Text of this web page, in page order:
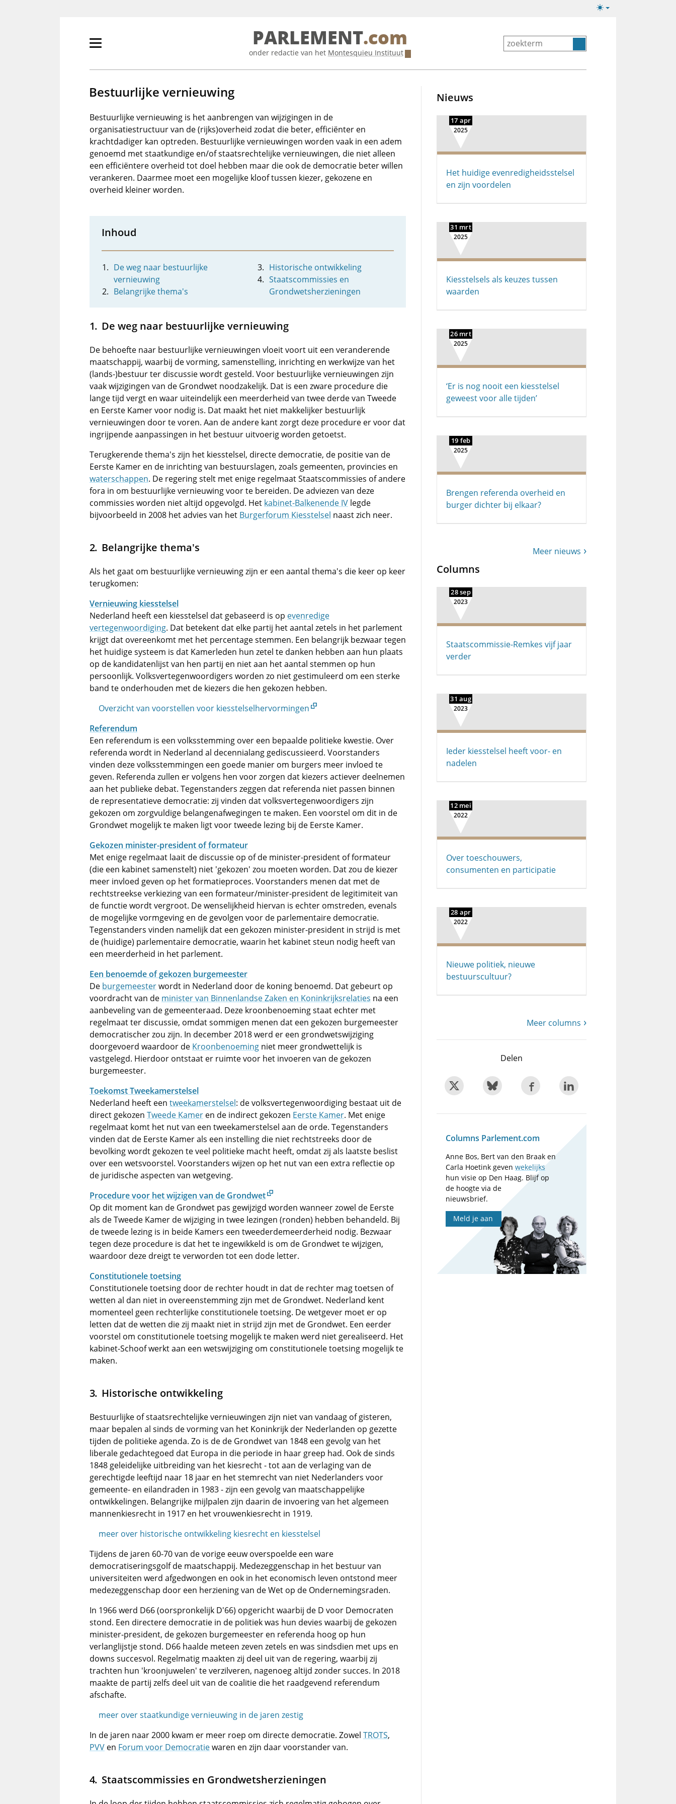
Lichte/donkere
Primair
tonen/verbergen
PARLEMENT.com
onder redactie van het Montesquieu Instituut
Bestuurlijke vernieuwing
Bestuurlijke vernieuwing is het aanbrengen van wijzigingen in de
organisatiestructuur van de (rijks)overheid zodat die beter, efficiënter en
krachtdadiger kan optreden. Bestuurlijke vernieuwingen worden vaak in een adem
genoemd met staatkundige en/of staatsrechtelijke vernieuwingen, die niet alleen
een efficiëntere overheid tot doel hebben maar die ook de democratie beter willen
verankeren. Daarmee moet een mogelijke kloof tussen kiezer, gekozene en
overheid kleiner worden.
Inhoud
De weg naar bestuurlijke
vernieuwing
Belangrijke thema's
Historische ontwikkeling
Staatscommissies en
Grondwetsherzieningen
De weg naar bestuurlijke vernieuwing
De behoefte naar bestuurlijke vernieuwingen vloeit voort uit een veranderende
maatschappij, waarbij de vorming, samenstelling, inrichting en werkwijze van het
(lands-)bestuur ter discussie wordt gesteld. Voor bestuurlijke vernieuwingen zijn
vaak wijzigingen van de Grondwet noodzakelijk. Dat is een zware procedure die
lange tijd vergt en waar uiteindelijk een meerderheid van twee derde van Tweede
en Eerste Kamer voor nodig is. Dat maakt het niet makkelijker bestuurlijk
vernieuwingen door te voren. Aan de andere kant zorgt deze procedure er voor dat
ingrijpende aanpassingen in het bestuur uitvoerig worden getoetst.
Terugkerende thema's zijn het kiesstelsel, directe democratie, de positie van de
Eerste Kamer en de inrichting van bestuurslagen, zoals gemeenten, provincies en
waterschappen. De regering stelt met enige regelmaat Staatscommissies of andere
fora in om bestuurlijke vernieuwing voor te bereiden. De adviezen van deze
commissies worden niet altijd opgevolgd. Het kabinet-Balkenende IV legde
bijvoorbeeld in 2008 het advies van het Burgerforum Kiesstelsel naast zich neer.
Belangrijke thema's
Als het gaat om bestuurlijke vernieuwing zijn er een aantal thema's die keer op keer
terugkomen:
Vernieuwing kiesstelsel
Nederland heeft een kiesstelsel dat gebaseerd is op evenredige
vertegenwoordiging. Dat betekent dat elke partij het aantal zetels in het parlement
krijgt dat overeenkomt met het percentage stemmen. Een belangrijk bezwaar tegen
het huidige systeem is dat Kamerleden hun zetel te danken hebben aan hun plaats
op de kandidatenlijst van hen partij en niet aan het aantal stemmen op hun
persoonlijk. Volksvertegenwoordigers worden zo niet gestimuleerd om een sterke
band te onderhouden met de kiezers die hen gekozen hebben.
Overzicht van voorstellen voor kiesstelselhervormingen
Referendum
Een referendum is een volksstemming over een bepaalde politieke kwestie. Over
referenda wordt in Nederland al decennialang gediscussieerd. Voorstanders
vinden deze volksstemmingen een goede manier om burgers meer invloed te
geven. Referenda zullen er volgens hen voor zorgen dat kiezers actiever deelnemen
aan het publieke debat. Tegenstanders zeggen dat referenda niet passen binnen
de representatieve democratie: zij vinden dat volksvertegenwoordigers zijn
gekozen om zorgvuldige belangenafwegingen te maken. Een voorstel om dit in de
Grondwet mogelijk te maken ligt voor tweede lezing bij de Eerste Kamer.
Gekozen minister-president of formateur
Met enige regelmaat laait de discussie op of de minister-president of formateur
(die een kabinet samenstelt) niet 'gekozen' zou moeten worden. Dat zou de kiezer
meer invloed geven op het formatieproces. Voorstanders menen dat met de
rechtstreekse verkiezing van een formateur/minister-president de legitimiteit van
de functie wordt vergroot. De wenselijkheid hiervan is echter omstreden, evenals
de mogelijke vormgeving en de gevolgen voor de parlementaire democratie.
Tegenstanders vinden namelijk dat een gekozen minister-president in strijd is met
de (huidige) parlementaire democratie, waarin het kabinet steun nodig heeft van
een meerderheid in het parlement.
Een benoemde of gekozen burgemeester
De burgemeesterwordt in Nederland door de koning benoemd. Dat gebeurt op
voordracht van de minister van Binnenlandse Zaken en Koninkrijksrelaties na een
aanbeveling van de gemeenteraad. Deze kroonbenoeming staat echter met
regelmaat ter discussie, omdat sommigen menen dat een gekozen burgemeester
democratischer zou zijn. In december 2018 werd er een grondwetswijziging
doorgevoerd waardoor de Kroonbenoeming niet meer grondwettelijk is
vastgelegd. Hierdoor ontstaat er ruimte voor het invoeren van de gekozen
burgemeester.
Toekomst Tweekamerstelsel
Nederland heeft een tweekamerstelsel: de volksvertegenwoordiging bestaat uit de
direct gekozen Tweede Kamer en de indirect gekozen Eerste Kamer. Met enige
regelmaat komt het nut van een tweekamerstelsel aan de orde. Tegenstanders
vinden dat de Eerste Kamer als een instelling die niet rechtstreeks door de
bevolking wordt gekozen te veel politieke macht heeft, omdat zij als laatste beslist
over een wetsvoorstel. Voorstanders wijzen op het nut van een extra reflectie op
de juridische aspecten van wetgeving.
Procedure voor het wijzigen van de Grondwet
Op dit moment kan de Grondwet pas gewijzigd worden wanneer zowel de Eerste
als de Tweede Kamer de wijziging in twee lezingen (ronden) hebben behandeld. Bij
de tweede lezing is in beide Kamers een tweederdemeerderheid nodig. Bezwaar
tegen deze procedure is dat het te ingewikkeld is om de Grondwet te wijzigen,
waardoor deze dreigt te verworden tot een dode letter.
Constitutionele toetsing
Constitutionele toetsing door de rechter houdt in dat de rechter mag toetsen of
wetten al dan niet in overeenstemming zijn met de Grondwet. Nederland kent
momenteel geen rechterlijke constitutionele toetsing. De wetgever moet er op
letten dat de wetten die zij maakt niet in strijd zijn met de Grondwet. Een eerder
voorstel om constitutionele toetsing mogelijk te maken werd niet gerealiseerd. Het
kabinet-Schoof werkt aan een wetswijziging om constitutionele toetsing mogelijk te
maken.
Historische ontwikkeling
Bestuurlijke of staatsrechtelijke vernieuwingen zijn niet van vandaag of gisteren,
maar bepalen al sinds de vorming van het Koninkrijk der Nederlanden op gezette
tijden de politieke agenda. Zo is de de Grondwet van 1848 een gevolg van het
liberale gedachtegoed dat Europa in die periode in haar greep had. Ook de sinds
1848 geleidelijke uitbreiding van het kiesrecht - tot aan de verlaging van de
gerechtigde leeftijd naar 18 jaar en het stemrecht van niet Nederlanders voor
gemeente- en eilandraden in 1983 - zijn een gevolg van maatschappelijke
ontwikkelingen. Belangrijke mijlpalen zijn daarin de invoering van het algemeen
mannenkiesrecht in 1917 en het vrouwenkiesrecht in 1919.
meer over historische ontwikkeling kiesrecht en kiesstelsel
Tijdens de jaren 60-70 van de vorige eeuw overspoelde een ware
democratiseringsgolf de maatschappij. Medezeggenschap in het bestuur van
universiteiten werd afgedwongen en ook in het economisch leven ontstond meer
medezeggenschap door een herziening van de Wet op de Ondernemingsraden.
In 1966 werd D66 (oorspronkelijk D'66) opgericht waarbij de D voor Democraten
stond. Een directere democratie in de politiek was hun devies waarbij de gekozen
minister-president, de gekozen burgemeester en referenda hoog op hun
verlanglijstje stond. D66 haalde meteen zeven zetels en was sindsdien met ups en
downs succesvol. Regelmatig maakten zij deel uit van de regering, waarbij zij
trachten hun 'kroonjuwelen' te verzilveren, nagenoeg altijd zonder succes. In 2018
maakte de partij zelfs deel uit van de coalitie die het raadgevend referendum
afschafte.
meer over staatkundige vernieuwing in de jaren zestig
In de jaren naar 2000 kwam er meer roep om directe democratie. Zowel TROTS,
PVV en Forum voor Democratiewaren en zijn daar voorstander van.
Staatscommissies en Grondwetsherzieningen
Nieuws
17 apr
2025
Het huidige evenredigheids­stelsel
en zijn voordelen
31 mrt
2025
Kiesstelsels als keuzes tussen
waarden
26 mrt
2025
‘Er is nog nooit een kiesstelsel
geweest voor alle tijden’
19 feb
2025
Brengen referenda overheid en
burger dichter bij elkaar?
Meer nieuws
Columns
28 sep
2023
Staatscommissie-Remkes vijf jaar
verder
31 aug
2023
Ieder kiesstelsel heeft voor- en
nadelen
12 mei
2022
Over toeschouwers,
consumenten en participatie
28 apr
2022
Nieuwe politiek, nieuwe
bestuurscultuur?
Meer columns
Delen
Columns Parlement.com
Anne Bos, Bert van den Braak en
Carla Hoetink gevenwekelijks
hun visie op Den Haag. Blijf op
de hoogte via de
nieuwsbrief.
Meld je aan